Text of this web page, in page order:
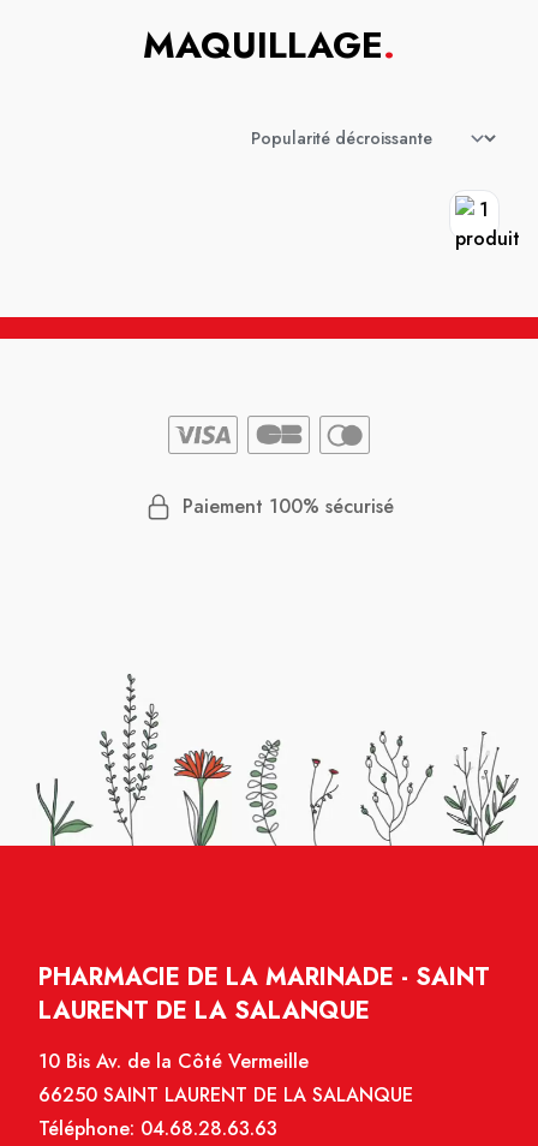
MAQUILLAGE.
Paiement 100% sécurisé
PHARMACIE DE LA MARINADE - SAINT
LAURENT DE LA SALANQUE
10 Bis Av. de la Côté Vermeille
66250 SAINT LAURENT DE LA SALANQUE
Téléphone: 04.68.28.63.63